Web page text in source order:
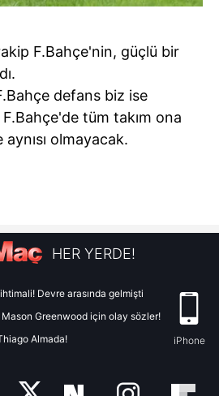
F.Bahçe'nin, güçlü bir
defans biz ise
F.Bahçe'de tüm takım ona
olmayacak.
HER YERDE!
Devre arasında gelmişti
Greenwood için olay sözler!
Almada!
iPhone